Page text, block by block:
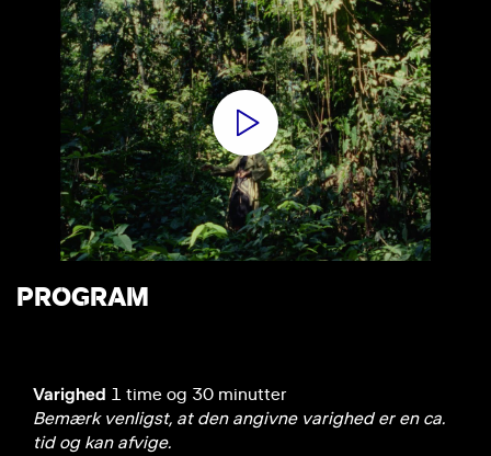
PROGRAM
Varighed 1 time og 30 minutter
Bemærk venligst, at den angivne varighed er en ca.
tid og kan afvige.